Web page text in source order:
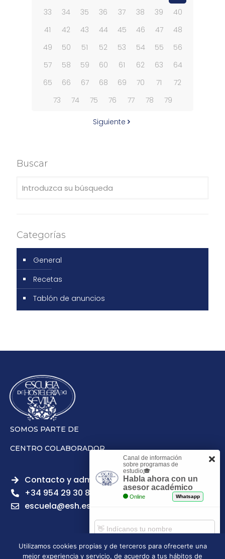
33
34 35 36 37 38 39
40
41
42 43 44 45 46 47
48
49
50 51 52 53 54 55
56
57
58 59 60 61 62 63
64
65
66 67 68 69 70 71
72
73
74 75 76 77 78 79
Siguiente
Buscar
Categorías
General
Recetas
Tablón de anuncios
SOMOS PARTE DE
CENTRO COLABORADOR
Contacto y admisiones
+34 954 29 30 81
escuela@esh.es
Utilizamos cookies propias y de terceros para ofrecerte una
mejor experiencia y servicio, de acuerdo a tus hábitos de
Canal de información
sobre programas de
estudio🎓
Habla ahora con un
asesor académico
Online Whatsapp